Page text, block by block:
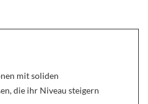
mit soliden
die ihr Niveau steigern